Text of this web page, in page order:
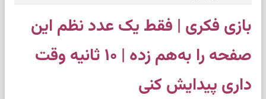
بازی فکری | فقط یک عدد نظم این
صفحه را به‌هم زده | ۱۰ ثانیه وقت
داری پیدایش کنی